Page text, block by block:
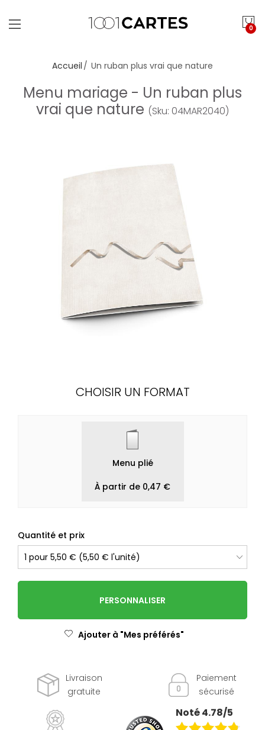
0
Accueil Un ruban plus vrai que nature
Menu mariage - Un ruban plus
vrai que nature (Sku: 04MAR2040)
CHOISIR UN FORMAT
Menu plié
À partir de 0,47 €
Quantité et prix
PERSONNALISER
Ajouter à "Mes préférés"
Livraison
gratuite
Paiement
sécurisé
Noté 4.78/5